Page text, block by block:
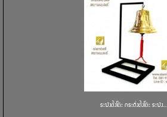
ระฆังตั้งโต๊ะ กระดิ่งตั้งโต๊ะ ระฆัง...